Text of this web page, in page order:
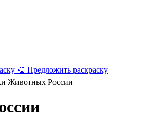
🎨 Предложить раскраску
Животных России